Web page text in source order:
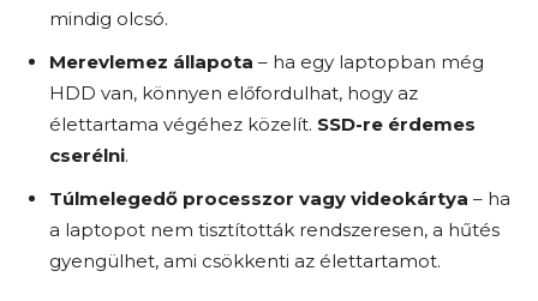
mindig olcsó.
Merevlemez állapota – ha egy laptopban még
HDD van, könnyen előfordulhat, hogy az
élettartama végéhez közelít. SSD-re érdemes
cserélni.
Túlmelegedő processzor vagy videokártya – ha
a laptopot nem tisztították rendszeresen, a hűtés
gyengülhet, ami csökkenti az élettartamot.